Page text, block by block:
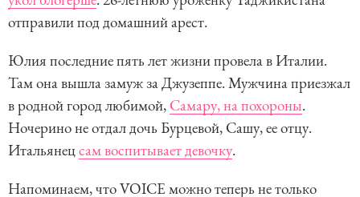
отправили под домашний арест.
Юлия последние пять лет жизни провела в Италии.
Там она вышла замуж за Джузеппе. Мужчина приезжал
в родной город любимой, Самару, на похороны.
Ночерино не отдал дочь Бурцевой, Сашу, ее отцу.
Итальянецсам воспитывает девочку.
Напоминаем, что VOICE можно теперь не только